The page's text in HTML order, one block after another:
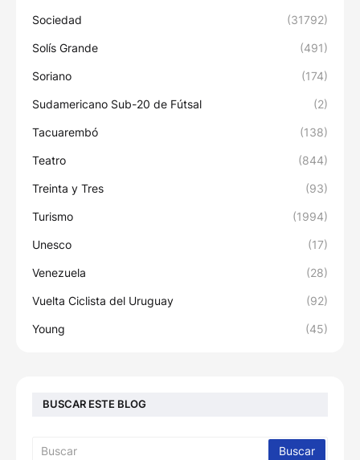
Sociedad (31792)
Solís Grande (491)
Soriano (174)
Sudamericano Sub-20 de Fútsal (2)
Tacuarembó (138)
Teatro (844)
Treinta y Tres (93)
Turismo (1994)
Unesco (17)
Venezuela (28)
Vuelta Ciclista del Uruguay (92)
Young (45)
BUSCAR ESTE BLOG